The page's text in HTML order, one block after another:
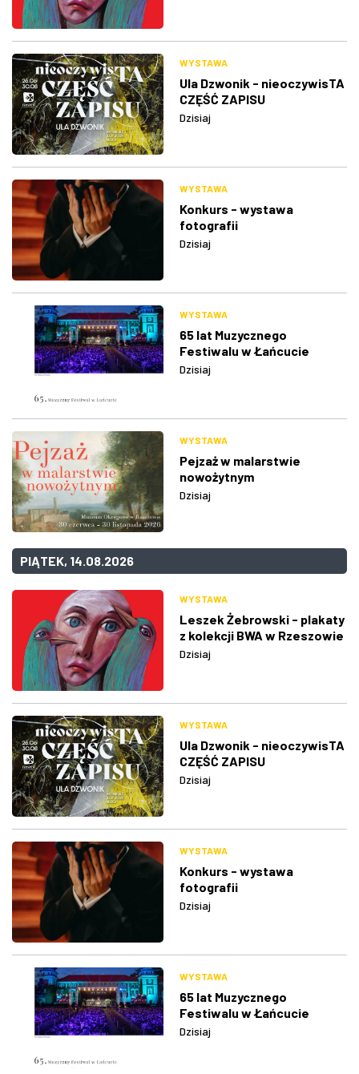
WYSTAWA
Ula Dzwonik - nieoczywisTA
CZĘŚĆ ZAPISU
Dzisiaj
WYSTAWA
Konkurs - wystawa
fotografii
Dzisiaj
WYSTAWA
65 lat Muzycznego
Festiwalu w Łańcucie
Dzisiaj
WYSTAWA
Pejzaż w malarstwie
nowożytnym
Dzisiaj
PIĄTEK, 14.08.2026
WYSTAWA
Leszek Żebrowski - plakaty
z kolekcji BWA w Rzeszowie
Dzisiaj
WYSTAWA
Ula Dzwonik - nieoczywisTA
CZĘŚĆ ZAPISU
Dzisiaj
WYSTAWA
Konkurs - wystawa
fotografii
Dzisiaj
WYSTAWA
65 lat Muzycznego
Festiwalu w Łańcucie
Dzisiaj